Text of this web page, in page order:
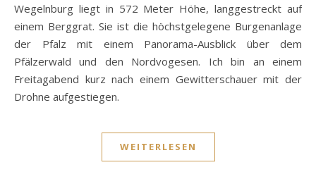
Wegelnburg liegt in 572 Meter Höhe, langgestreckt auf
einem Berggrat. Sie ist die höchstgelegene Burgenanlage
der Pfalz mit einem Panorama-Ausblick über dem
Pfälzerwald und den Nordvogesen. Ich bin an einem
Freitagabend kurz nach einem Gewitterschauer mit der
Drohne aufgestiegen.
WEITERLESEN